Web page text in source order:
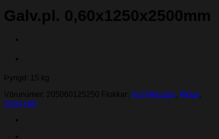
Galv.pl. 0,60x1250x2500mm
Þyngd: 15 kg
Vörunúmer: 205060125250 Flokkar: HG Plötustál , Plötur,
Svart stál